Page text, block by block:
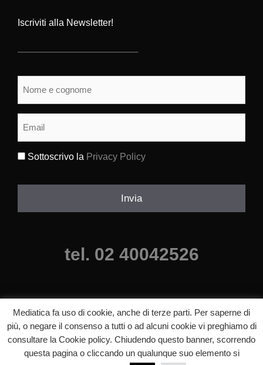
Iscriviti alla Newsletter!
Sottoscrivo la Privacy Policy
Invia
tel. 02 40042526
©2025 mediatica agenzia comunicazione milano, Tutti i diritti riservati.
p.iva 06640840820 |Informazioni legali
Mediatica fa uso di cookie, anche di terze parti. Per saperne di
più, o negare il consenso a tutti o ad alcuni cookie vi preghiamo di
consultare la Cookie policy. Chiudendo questo banner, scorrendo
questa pagina o cliccando un qualunque suo elemento si